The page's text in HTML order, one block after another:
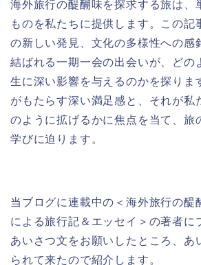
海外旅行の醍醐味を探求する旅は、
ものを私たちに提供します。この記
の新しい発見、文化の多様性への感
結ばれる一期一会の出会いが、どの
生に深い影響を与えるのかを探りま
がもたらす深い満足感と、それが私
のように拡げるかに焦点を当て、旅
学びに迫ります。
当ブログに連載中の＜海外旅行の醍
による旅行記＆エッセイ＞の著者に
あいさつ文をお願いしたところ、あ
られて来たので紹介します。